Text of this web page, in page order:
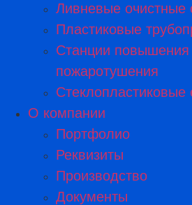
Ливневые
Пластиковые
Станции
пожаротушения
Стеклопластиковые
О компании
Портфолио
Реквизиты
Производство
Документы